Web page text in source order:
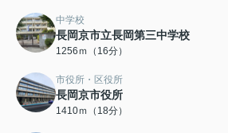
中学校
長岡京市立長岡第三中学校
1256ｍ（16分）
市役所・区役所
長岡京市役所
1410ｍ（18分）